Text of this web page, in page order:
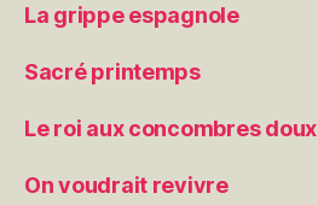
La grippe espagnole
Sacré printemps
Le roi aux concombres doux
On voudrait revivre